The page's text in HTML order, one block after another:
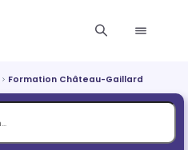
Formation Château-Gaillard